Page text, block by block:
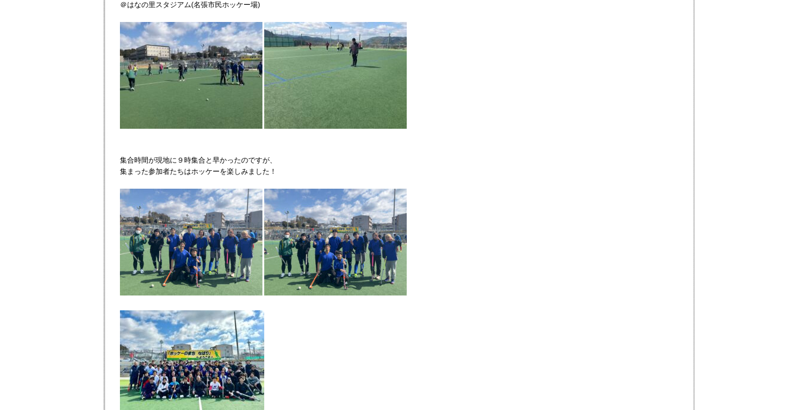
＠はなの里スタジアム(名張市民ホッケー場)
集合時間が現地に９時集合と早かったのですが、
集まった参加者たちはホッケーを楽しみました！